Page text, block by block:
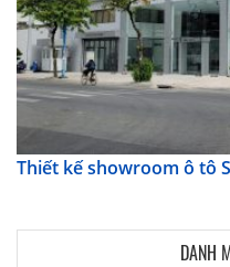
Thiết kế showroom ô tô
DANH